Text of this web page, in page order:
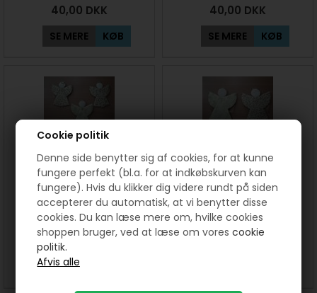
Cookie politik
Denne side benytter sig af cookies, for at kunne
fungere perfekt (bl.a. for at indkøbskurven kan
fungere). Hvis du klikker dig videre rundt på siden
accepterer du automatisk, at vi benytter disse
cookies. Du kan læse mere om, hvilke cookies
shoppen bruger, ved at læse om vorescookie
politik.
40,00 DKK
SE MERE KØB
40,00 DKK
SE MERE KØB
Engle 10 cm mønster
40,00DKK
SE MERE
Engle 14 cm mønster
40,00DKK